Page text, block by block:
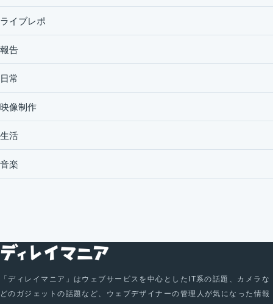
ライブレポ
報告
日常
映像制作
生活
音楽
「ディレイマニア」はウェブサービスを中心としたIT系の話題、カメラな
どのガジェットの話題など、ウェブデザイナーの管理人が気になった情報